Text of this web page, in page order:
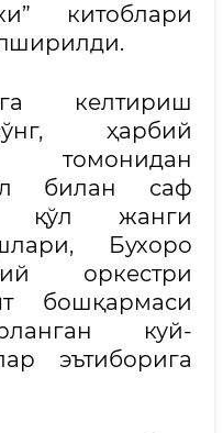
китоблари
келтириш
ҳарбий
билан саф
қўл жанги
Бухоро
оркестри
бошқармаси
куй-
эътиборига